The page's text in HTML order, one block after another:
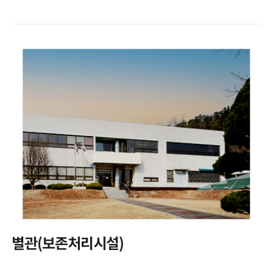
해양유산 디자인
조사연구 영상
우리배 용어사전
전자도서관
고려도기 DB
해양유산 갤러리
정보공개
정보공개제도와 신청
별관(보존처리시설)